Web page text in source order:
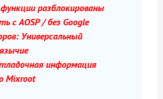
разблокированы
с AOSP / без Google
Универсальный
информация
Mixroot